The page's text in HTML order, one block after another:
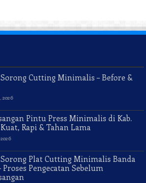
Cutting Minimalis – Before &
2026
Pintu Press Minimalis di Kab.
Rapi & Tahan Lama
Plat Cutting Minimalis Banda
Proses Pengecatan Sebelum